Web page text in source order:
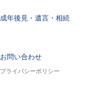
成年後見・遺言・相続
お問い合わせ
プライバシーポリシー